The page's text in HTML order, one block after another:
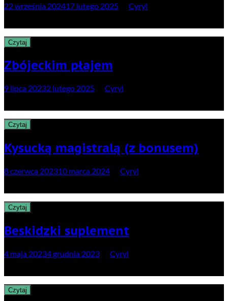
22 września 202417 lutego 2025
Cyryl
Czytaj
Zbójeckim płajem
9 lipca 20232 lutego 2025
Cyryl
Czytaj
Kysucką magistralą (z bonusem)
8 czerwca 202310 marca 2024
Cyryl
Czytaj
Beskidzki suplement
4 maja 20234 grudnia 2023
Cyryl
Czytaj